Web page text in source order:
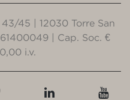
45 | 12030 Torre San
| Cap. Soc. €
i.v.